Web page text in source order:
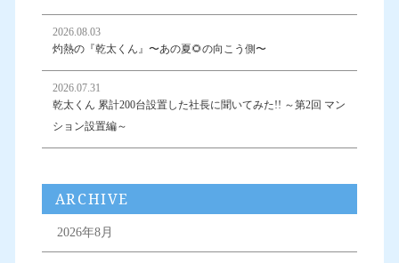
2026.08.03
灼熱の『乾太くん』〜あの夏🌻の向こう側〜
2026.07.31
乾太くん 累計200台設置した社長に聞いてみた!! ～第2回 マン
ション設置編～
ARCHIVE
2026年8月